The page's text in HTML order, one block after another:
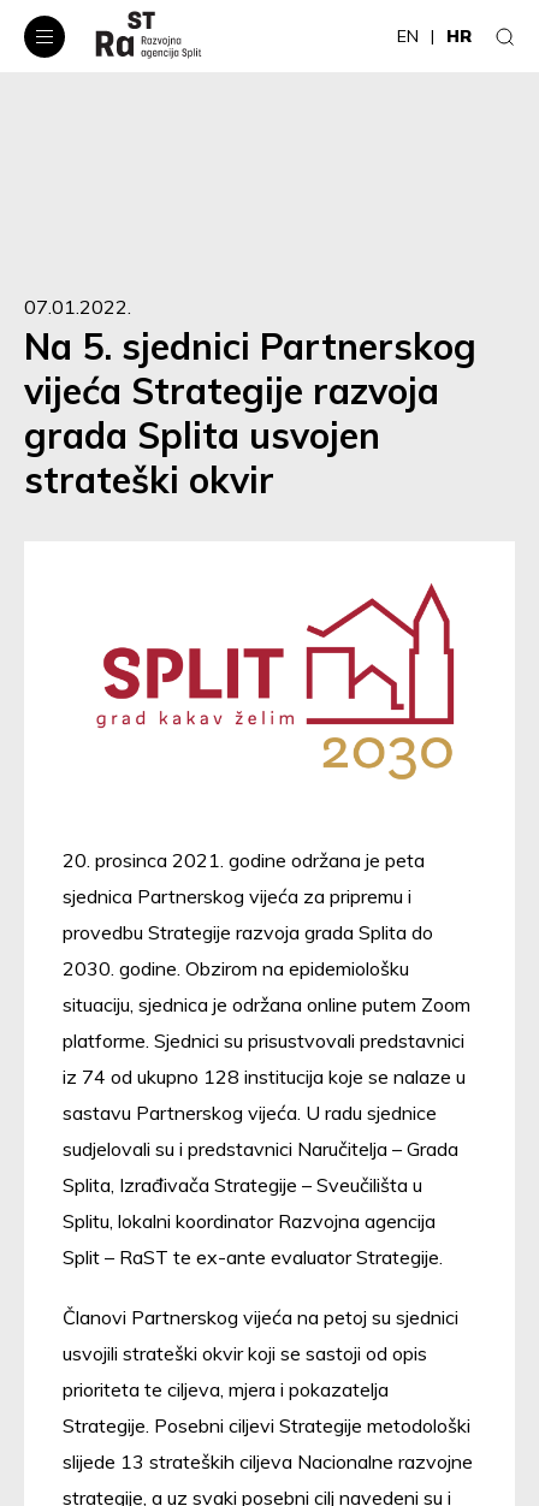
EN HR
07.01.2022.
Na 5. sjednici Partnerskog
vijeća Strategije razvoja
grada Splita usvojen
strateški okvir
20. prosinca 2021. godine održana je peta
sjednica Partnerskog vijeća za pripremu i
provedbu Strategije razvoja grada Splita do
2030. godine. Obzirom na epidemiološku
situaciju, sjednica je održana online putem Zoom
platforme. Sjednici su prisustvovali predstavnici
iz 74 od ukupno 128 institucija koje se nalaze u
sastavu Partnerskog vijeća. U radu sjednice
sudjelovali su i predstavnici Naručitelja – Grada
Splita, Izrađivača Strategije – Sveučilišta u
Splitu, lokalni koordinator Razvojna agencija
Split – RaST te ex-ante evaluator Strategije.
Članovi Partnerskog vijeća na petoj su sjednici
usvojili strateški okvir koji se sastoji od opis
prioriteta te ciljeva, mjera i pokazatelja
Strategije. Posebni ciljevi Strategije metodološki
slijede 13 strateških ciljeva Nacionalne razvojne
strategije, a uz svaki posebni cilj navedeni su i